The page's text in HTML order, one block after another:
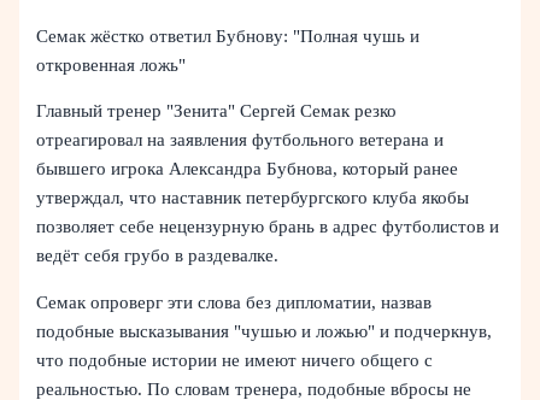
Семак жёстко ответил Бубнову: "Полная чушь и
откровенная ложь"
Главный тренер "Зенита" Сергей Семак резко
отреагировал на заявления футбольного ветерана и
бывшего игрока Александра Бубнова, который ранее
утверждал, что наставник петербургского клуба якобы
позволяет себе нецензурную брань в адрес футболистов и
ведёт себя грубо в раздевалке.
Семак опроверг эти слова без дипломатии, назвав
подобные высказывания "чушью и ложью" и подчеркнув,
что подобные истории не имеют ничего общего с
реальностью. По словам тренера, подобные вбросы не